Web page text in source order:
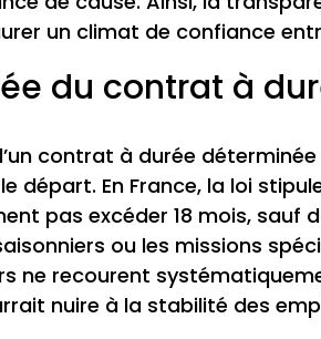
un climat de confiance
du contrat à
contrat à durée
départ. En France, la loi
pas excéder 18 mois, sauf
ou les missions
ne recourent
nuire à la stabilité des